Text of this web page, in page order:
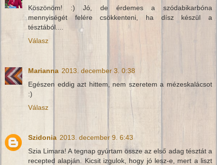
Köszönöm! :) Jó, de érdemes a szódabikarbóna
mennyiségét felére csökkenteni, ha dísz készül a
tésztából....
Válasz
Marianna 2013. december 3. 0:38
Egészen eddig azt hittem, nem szeretem a mézeskalácsot
:)
Válasz
Szidonia 2013. december 9. 6:43
Szia Limara! A tegnap gyúrtam össze az első adag tésztát a
recepted alapján. Kicsit izgulok, hogy jó lesz-e, mert a liszt